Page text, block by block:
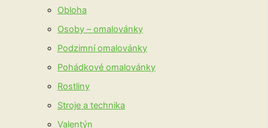
Obloha
Osoby – omalovánky
Podzimní omalovánky
Pohádkové omalovánky
Rostliny
Stroje a technika
Valentýn